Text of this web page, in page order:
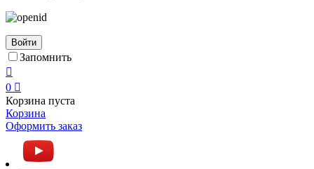
Войти
Запомнить

0 
Корзина пуста
Корзина
Оформить заказ